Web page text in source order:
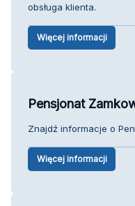
obsługa klienta.
Więcej informacji
Pensjonat
Znajdź informacje o
Więcej informacji